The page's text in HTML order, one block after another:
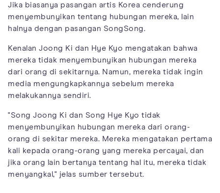
Jika biasanya pasangan artis Korea cenderung
menyembunyikan tentang hubungan mereka, lain
halnya dengan pasangan SongSong.
Kenalan Joong Ki dan Hye Kyo mengatakan bahwa
mereka tidak menyembunyikan hubungan mereka
dari orang di sekitarnya. Namun, mereka tidak ingin
media mengungkapkannya sebelum mereka
melakukannya sendiri.
"Song Joong Ki dan Song Hye Kyo tidak
menyembunyikan hubungan mereka dari orang-
orang di sekitar mereka. Mereka mengatakan pertama
kali kepada orang-orang yang mereka percayai, dan
jika orang lain bertanya tentang hal itu, mereka tidak
menyangkal," jelas sumber tersebut.